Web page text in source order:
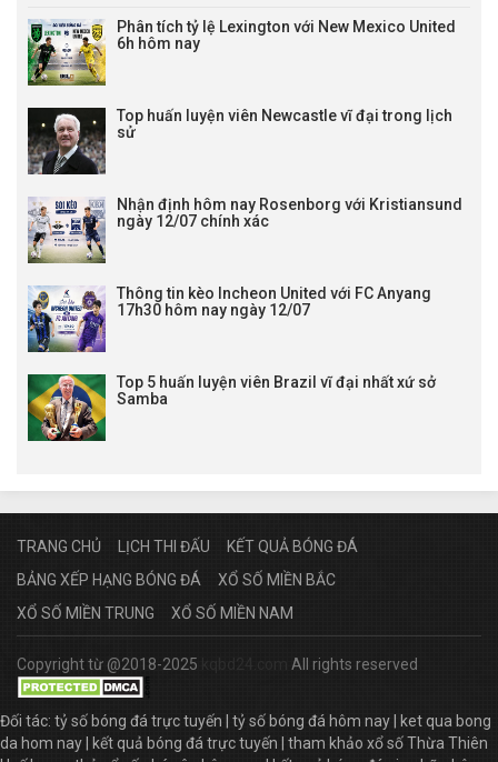
Phân tích tỷ lệ Lexington với New Mexico United
6h hôm nay
Top huấn luyện viên Newcastle vĩ đại trong lịch
sử
Nhận định hôm nay Rosenborg với Kristiansund
ngày 12/07 chính xác
Thông tin kèo Incheon United với FC Anyang
17h30 hôm nay ngày 12/07
Top 5 huấn luyện viên Brazil vĩ đại nhất xứ sở
Samba
TRANG CHỦ LỊCH THI ĐẤU
KẾT QUẢ BÓNG ĐÁ
BẢNG XẾP HẠNG BÓNG ĐÁ
XỔ SỐ MIỀN BẮC
XỔ SỐ MIỀN TRUNG
XỔ SỐ MIỀN NAM
Copyright từ @2018-2025 All rights reserved
Đối tác: tỷ số bóng đá trực tuyến tỷ số bóng đá hôm nay
ket qua bong
da hom nay
kết quả bóng đá trực tuyến
tham khảo xổ số Thừa Thiên